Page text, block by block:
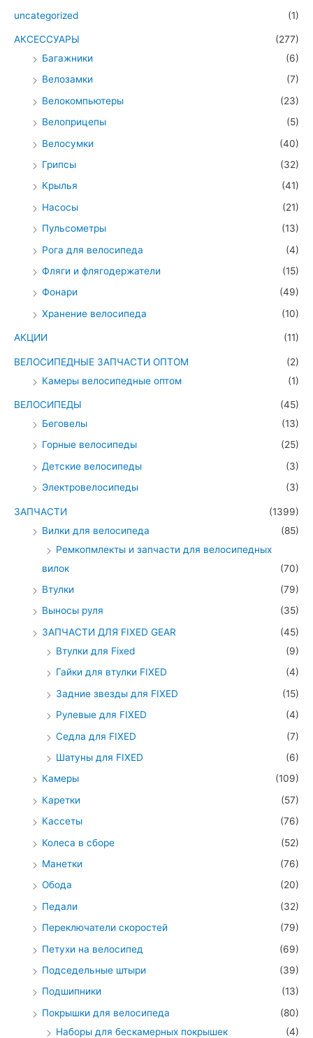
uncategorized (1)
АКСЕССУАРЫ
(277)
Багажники
(6)
Велозамки
(7)
Велокомпьютеры
(23)
Велоприцепы
(5)
Велосумки
(40)
Грипсы
(32)
Крылья
(41)
Насосы
(21)
Пульсометры
(13)
Рога для велосипеда
(4)
Фляги и флягодержатели
(15)
Фонари
(49)
Хранение велосипеда
(10)
АКЦИИ (11)
ВЕЛОСИПЕДНЫЕ ЗАПЧАСТИ ОПТОМ
(2)
Камеры велосипедные оптом
(1)
ВЕЛОСИПЕДЫ
(45)
Беговелы
(13)
Горные велосипеды
(25)
Детские велосипеды
(3)
Электровелосипеды
(3)
ЗАПЧАСТИ
(1399)
Вилки для велосипеда
(85)
Ремкопмлекты и запчасти для велосипедных
вилок
(70)
Втулки
(79)
Выносы руля
(35)
ЗАПЧАСТИ ДЛЯ FIXED GEAR
(45)
Втулки для Fixed
(9)
Гайки для втулки FIXED
(4)
Задние звезды для FIXED
(15)
Рулевые для FIXED
(4)
Седла для FIXED
(7)
Шатуны для FIXED
(6)
Камеры
(109)
Каретки
(57)
Кассеты
(76)
Колеса в сборе
(52)
Манетки
(76)
Обода
(20)
Педали
(32)
Переключатели скоростей
(79)
Петухи на велосипед
(69)
Подседельные штыри
(39)
Подшипники
(13)
Покрышки для велосипеда
(80)
Наборы для бескамерных покрышек
(4)